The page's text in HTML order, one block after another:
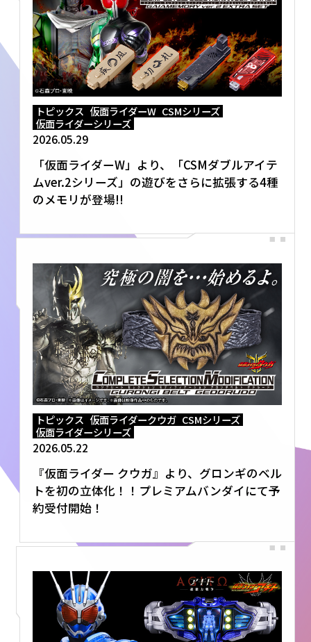
トピックス 仮面ライダーW CSMシリーズ
仮面ライダーシリーズ
2026.05.29
「仮面ライダーW」より、「CSMダブルアイテ
ムver.2シリーズ」の遊びをさらに拡張する4種
のメモリが登場!!
トピックス 仮面ライダークウガ CSMシリーズ
仮面ライダーシリーズ
2026.05.22
『仮面ライダー クウガ』より、グロンギのベル
トを初の立体化！！プレミアムバンダイにて予
約受付開始！